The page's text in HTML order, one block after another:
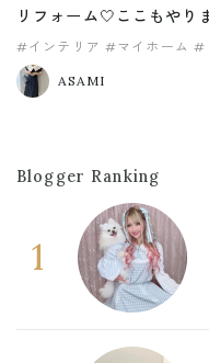
リフォーム🤍ここもやり
#インテリア #マイホーム #
ASAMI
Blogger Ranking
1